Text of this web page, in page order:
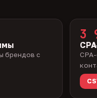
брендов с
3